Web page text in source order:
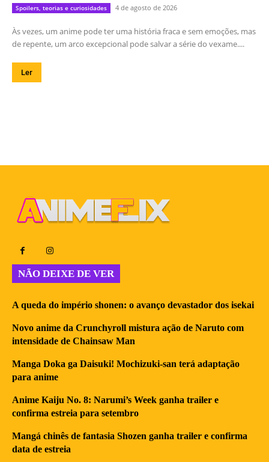
Spoilers, teorias e curiosidades 4 de agosto de 2026
Às vezes, um anime pode ter uma história fraca e sem emoções, mas
de repente, um arco excepcional pode salvar a série do vexame....
Ler
NÃO DEIXE DE VER
A queda do império shonen: o avanço devastador dos isekai
Novo anime da Crunchyroll mistura ação de Naruto com
intensidade de Chainsaw Man
Manga Doka ga Daisuki! Mochizuki-san terá adaptação
para anime
Anime Kaiju No. 8: Narumi’s Week ganha trailer e
confirma estreia para setembro
Mangá chinês de fantasia Shozen ganha trailer e confirma
data de estreia